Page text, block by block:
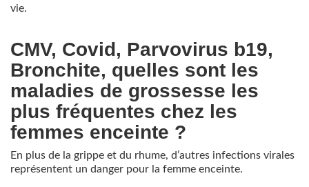
vie.
CMV, Covid, Parvovirus b19,
Bronchite, quelles sont les
maladies de grossesse les
plus fréquentes chez les
femmes enceinte ?
En plus de la grippe et du rhume, d’autres infections virales
représentent un danger pour la femme enceinte.